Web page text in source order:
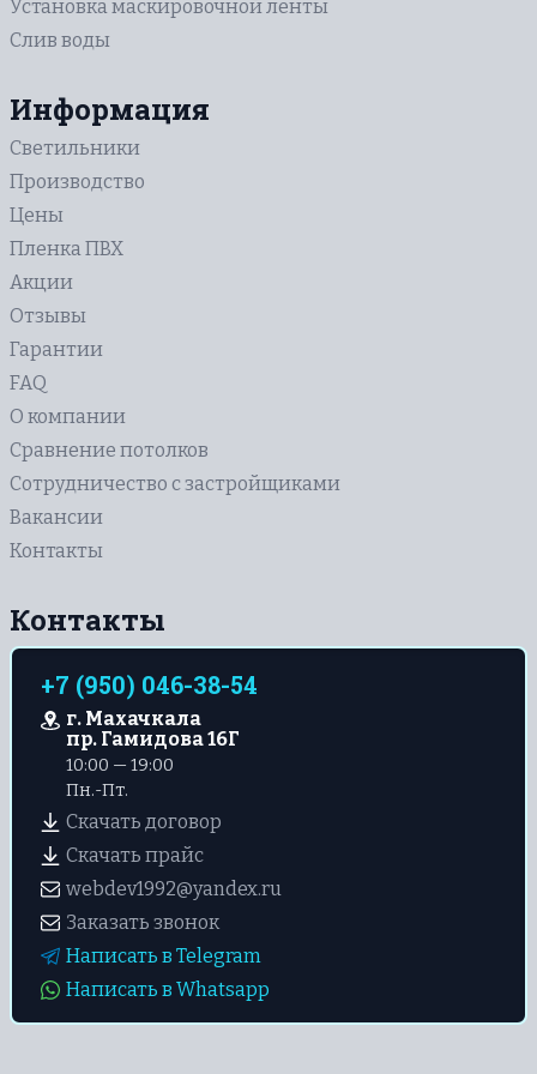
В ванную
Зеркальные
Фактурные с тиснением и узором
С трековыми светильниками
Установка маскировочной ленты
Слив воды
Информация
Светильники
Производство
Цены
Пленка ПВХ
Акции
Отзывы
Гарантии
FAQ
О компании
Сравнение потолков
Сотрудничество с застройщиками
Вакансии
Контакты
Контакты
+7 (950) 046-38-54
г. Махачкала
пр. Гамидова 16Г
10:00 — 19:00
Пн.-Пт.
Скачать договор
Скачать прайс
webdev1992@yandex.ru
Заказать звонок
Написать в Telegram
Написать в Whatsapp